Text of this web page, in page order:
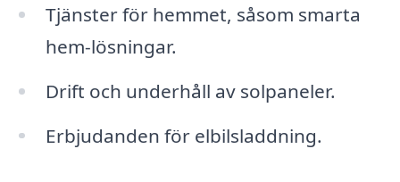
Tjänster för hemmet, såsom smarta
hem-lösningar.
Drift och underhåll av solpaneler.
Erbjudanden för elbilsladdning.